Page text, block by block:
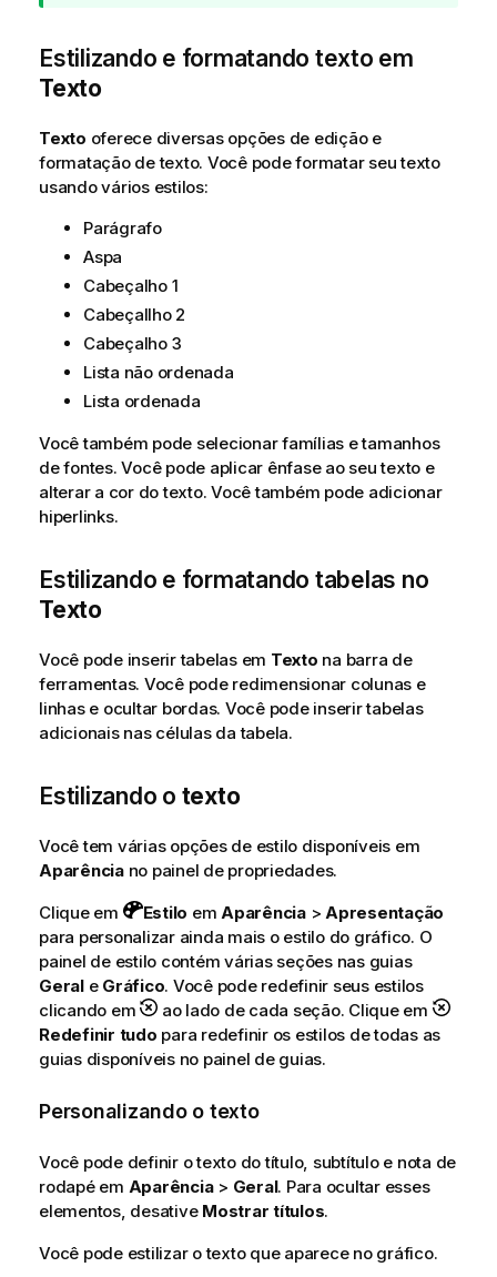
e
d
i
c
Estilizando e formatando texto em
Texto
Texto oferece diversas opções de edição e
formatação de texto. Você pode formatar seu texto
usando vários estilos:
Parágrafo
Aspa
Cabeçalho 1
Cabeçallho 2
Cabeçalho 3
Lista não ordenada
Lista ordenada
Você também pode selecionar famílias e tamanhos
de fontes. Você pode aplicar ênfase ao seu texto e
alterar a cor do texto. Você também pode adicionar
hiperlinks.
Estilizando e formatando tabelas no
Texto
Você pode inserir tabelas em Texto na barra de
ferramentas. Você pode redimensionar colunas e
linhas e ocultar bordas. Você pode inserir tabelas
adicionais nas células da tabela.
Estilizando o texto
Você tem várias opções de estilo disponíveis em
Aparênciano painel de propriedades.
Clique em
Estilo em Aparência> Apresentação
para personalizar ainda mais o estilo do gráfico. O
painel de estilo contém várias seções nas guias
Gerale Gráfico. Você pode redefinir seus estilos
clicando em
ao lado de cada seção. Clique em
Redefinir tudo para redefinir os estilos de todas as
guias disponíveis no painel de guias.
Personalizando o texto
Você pode definir o texto do título, subtítulo e nota de
rodapé em Aparência> Geral. Para ocultar esses
elementos, desative Mostrar títulos.
Você pode estilizar o texto que aparece no gráfico.